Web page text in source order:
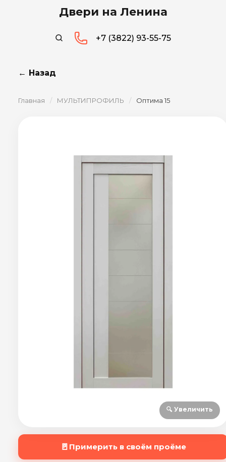
Двери на Ленина
+7 (3822) 93-55-75
← Назад
Главная / МУЛЬТИПРОФИЛЬ / Оптима 15
🔍 Увеличить
🚪 Примерить в своём проёме